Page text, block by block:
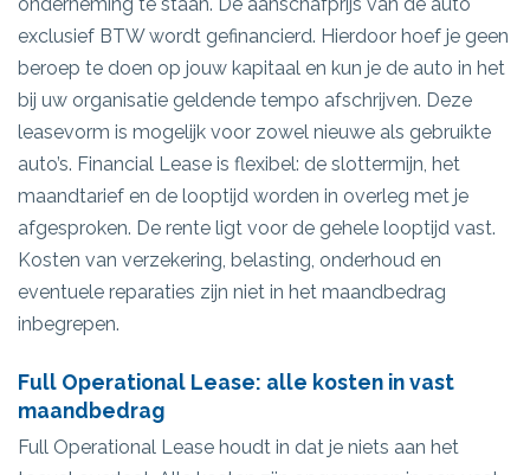
exclusief BTW wordt gefinancierd. Hierdoor hoef je geen
beroep te doen op jouw kapitaal en kun je de auto in het
bij uw organisatie geldende tempo afschrijven. Deze
leasevorm is mogelijk voor zowel nieuwe als gebruikte
auto’s. Financial Lease is flexibel: de slottermijn, het
maandtarief en de looptijd worden in overleg met je
afgesproken. De rente ligt voor de gehele looptijd vast.
Kosten van verzekering, belasting, onderhoud en
eventuele reparaties zijn niet in het maandbedrag
inbegrepen.
Full Operational Lease: alle kosten in vast
maandbedrag
Full Operational Lease houdt in dat je niets aan het